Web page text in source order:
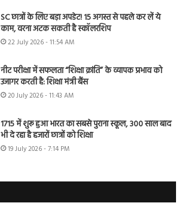
SC छात्रों के लिए बड़ा अपडेट! 15 अगस्त से पहले कर लें ये
काम, वरना अटक सकती है स्कॉलरशिप
22 July 2026 - 11:54 AM
नीट परीक्षा में सफलता “शिक्षा क्रांति” के व्यापक प्रभाव को
उजागर करती है: शिक्षा मंत्री बैंस
20 July 2026 - 11:43 AM
1715 में शुरू हुआ भारत का सबसे पुराना स्कूल, 300 साल बाद
भी दे रहा है हजारों छात्रों को शिक्षा
19 July 2026 - 7:14 PM